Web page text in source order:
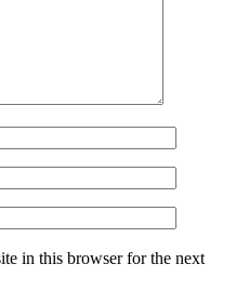
in this browser for the next